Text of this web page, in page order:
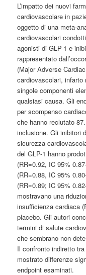
L’impatto dei nuovi
cardiovascolare in
oggetto di una meta-
cardiovascolari
agonisti di GLP-1 e
rappresentato
(Major Adverse
cardiovascolari,
singole componenti
qualsiasi causa. Gli
per scompenso
che hanno reclutato
inclusione. Gli inibitori
sicurezza
del GLP-1 hanno
(RR=0.92, IC 95%
(RR=0.88, IC 95%
(RR=0.89; IC 95%
mostravano una
insufficienza cardiaca
placebo. Gli autori
termini di salute
che sembrano non
Il confronto indiretto
mostrato differenze
endpoint esaminati.